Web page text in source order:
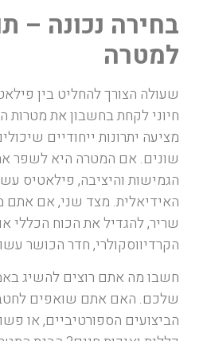
בחירה נכונה –
למטרה
שעולה הצורך להחליט בין
חיוני לקחת בחשבון את
מציעה יתרונות ייחודיים
שונים. אם המטרה היא לשפר
הגמישות והיציבה, פילאטיס
האידיאלית. מצד שני, אם
שריר, להגדיל את הכוח הכללי
הקרדיווסקולרי, חדר הכושר
חשבו מה אתם רוצים להשיג
שלכם. האם אתם שואפים
הביצועים הספורטיביים, או